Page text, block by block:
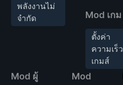
พลังงานไม่
จำกัด
Mod เกม
ตั้งค่า
ความเร็ว
เกมส์
Mod ผู้
Mod